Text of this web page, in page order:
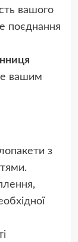
вашого
поєднання
вашим
з